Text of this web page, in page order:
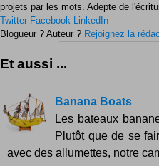
projets par les mots. Adepte de
Twitter Facebook LinkedIn
Blogueur ? Auteur ? Rejoignez la
Et aussi ...
Banana Boats
Les bateaux
Plutôt que de se
avec des allumettes, notre